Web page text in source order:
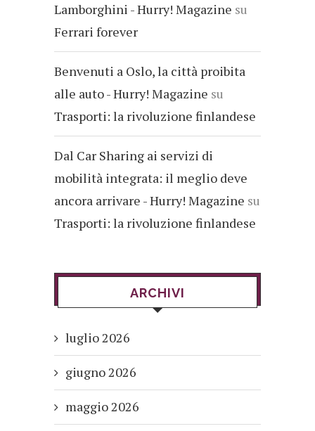
Lamborghini - Hurry! Magazine su
Ferrari forever
Benvenuti a Oslo, la città proibita
alle auto - Hurry! Magazine su
Trasporti: la rivoluzione finlandese
Dal Car Sharing ai servizi di
mobilità integrata: il meglio deve
ancora arrivare - Hurry! Magazine su
Trasporti: la rivoluzione finlandese
ARCHIVI
luglio 2026
giugno 2026
maggio 2026